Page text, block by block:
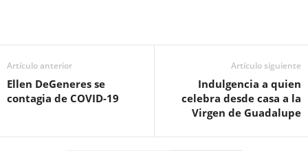
Artículo anterior
Ellen DeGeneres se
contagia de COVID-19
Artículo siguiente
Indulgencia a quien
celebra desde casa a la
Virgen de Guadalupe